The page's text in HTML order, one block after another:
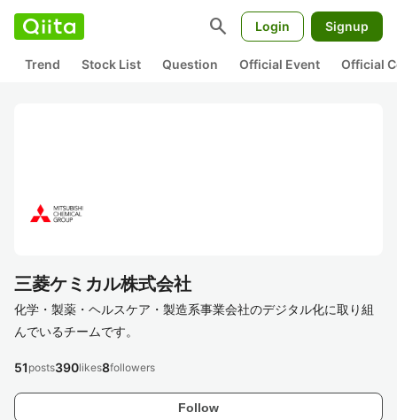
search Login Signup
Trend Stock List Question Official Event Official
三菱ケミカル株式会社
化学・製薬・ヘルスケア・製造系事業会社のデジタル化に取り組
んでいるチームです。
Follow
51 posts390likes8followers